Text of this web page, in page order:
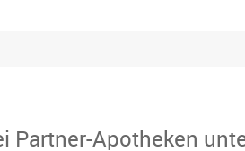
Partner-Apotheken